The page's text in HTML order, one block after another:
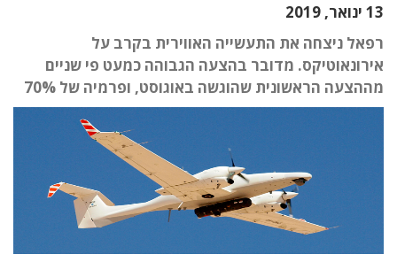
13 ינואר, 2019
רפאל ניצחה את התעשייה האווירית בקרב על
אירונאוטיקס. מדובר בהצעה הגבוהה כמעט פי שניים
מההצעה הראשונית שהוגשה באוגוסט, ופרמיה של 70%